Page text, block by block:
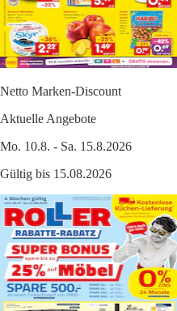
Netto Marken-Discount
Aktuelle Angebote
Mo. 10.8. - Sa. 15.8.2026
Gültig bis 15.08.2026